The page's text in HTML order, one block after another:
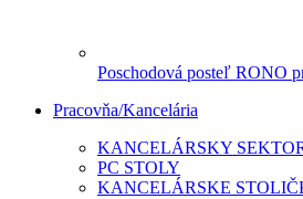
Poschodová posteľ RONO
Pracovňa/Kancelária
KANCELÁRSKY
PC STOLY
KANCELÁRSKE